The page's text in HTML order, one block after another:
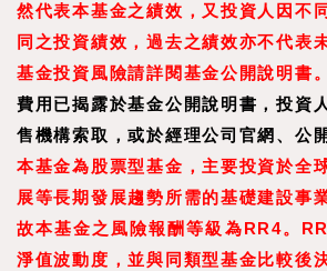
然代表本基金之績效，又投資人因不
同之投資績效，過去之績效亦不代表
基金投資風險請詳閱基金公開說明書
費用已揭露於基金公開說明書，投資
售機構索取，或於經理公司官網、公
本基金為股票型基金，主要投資於全
展等長期發展趨勢所需的基礎建設事
故本基金之風險報酬等級為RR4。
淨值波動度，並與同類型基金比較後